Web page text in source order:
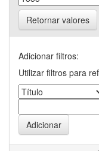
Retornar valores
Adicionar filtros:
Utilizar filtros para